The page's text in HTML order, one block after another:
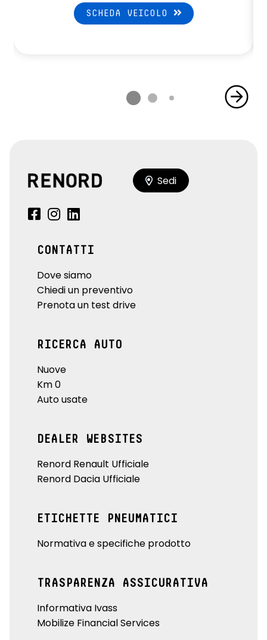
SCHEDA VEICOLO
Sedi
CONTATTI
Dove siamo
Chiedi un preventivo
Prenota un test drive
RICERCA AUTO
Nuove
Km 0
Auto usate
DEALER WEBSITES
Renord Renault Ufficiale
Renord Dacia Ufficiale
ETICHETTE PNEUMATICI
Normativa e specifiche prodotto
TRASPARENZA ASSICURATIVA
Informativa Ivass
Mobilize Financial Services